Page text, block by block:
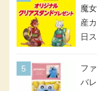
魔
産
日
号
ン
フ
バ